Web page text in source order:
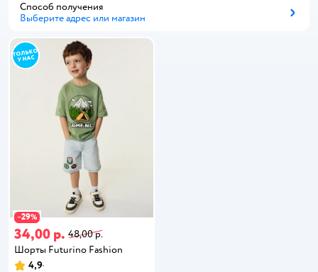
Способ получения
Выберите адрес или магазин
−29%
34,00 р. 48,00 р.
Шорты Futurino Fashion
4,9